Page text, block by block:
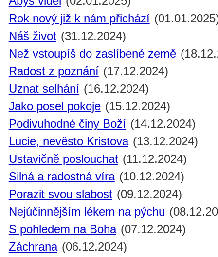
Rok nový již k nám přichází
Náš život (31.12.2024)
Než vstoupíš do zaslíbené země
Radost z poznání (17.12.2024)
Uznat selhání (16.12.2024)
Jako posel pokoje (15.12.2024)
Podivuhodné činy Boží (14.12.2024)
Lucie, nevěsto Kristova (13.12.2024)
Ustavičně poslouchat (11.12.2024)
Silná a radostná víra (10.12.2024)
Porazit svou slabost (09.12.2024)
Nejúčinnějším lékem na pýchu
S pohledem na Boha (07.12.2024)
Záchrana (06.12.2024)